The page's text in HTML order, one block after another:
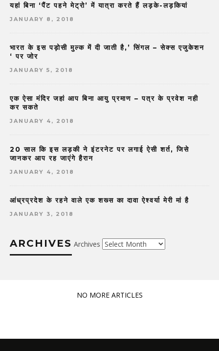
यहां बिना ‘पैंट पहने मेट्रो’ में यात्रा करते हैं लड़के-लड़कियां
JANUARY 8, 2018
भारत के इस पड़ोसी मुल्क में दी जाती है,’ सिंगल – सेक्स एजुकेशन
‘ पर जोर
JANUARY 5, 2018
एक ऐसा मंदिर जहां आप बिना आयु प्रमाण – पत्र के प्रवेश नही
कर सकते
JANUARY 4, 2018
20 साल कि इस लड़की ने इंटरनेट पर लगाई ऐसी शर्त, जिसे
जानकर आप रह जाएंगे हैरान
JANUARY 4, 2018
आंध्रप्रदेश के रहने वाले एक शख्स का दावा ऐश्वर्या मेरी मां है
JANUARY 3, 2018
ARCHIVES Archives
NO MORE ARTICLES